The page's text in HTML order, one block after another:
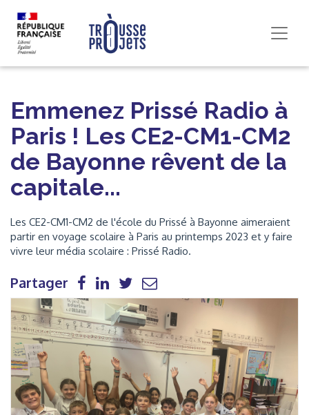
Emmenez Prissé Radio à
Paris ! Les CE2-CM1-CM2
de Bayonne rêvent de la
capitale...
Les CE2-CM1-CM2 de l'école du Prissé à Bayonne aimeraient
partir en voyage scolaire à Paris au printemps 2023 et y faire
vivre leur média scolaire : Prissé Radio.
Partager